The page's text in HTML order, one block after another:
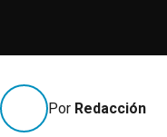
Por Redacción